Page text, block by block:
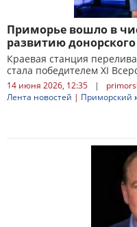
Приморье вошло в
развитию
Краевая станция
стала победителем XI
14 июня 2026, 12:35 |
Лента новостей | Приморский